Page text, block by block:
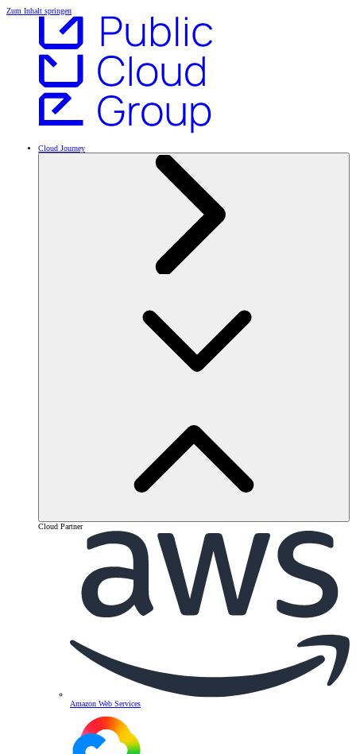
Zum Inhalt springen
Cloud Journey
Cloud Partner
Amazon Web Services